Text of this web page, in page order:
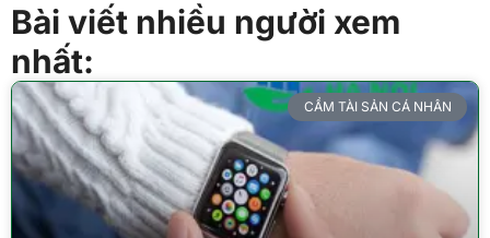
Bài viết nhiều người xem
nhất:
CẦM TÀI SẢN CÁ NHÂN